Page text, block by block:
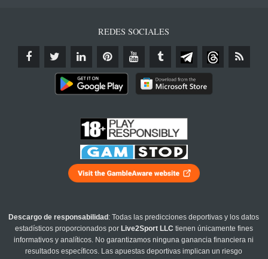
REDES SOCIALES
Descargo de responsabilidad : Todas las predicciones deportivas y los datos
estadísticos proporcionados por Live2Sport LLC tienen únicamente fines
informativos y analíticos. No garantizamos ninguna ganancia financiera ni
resultados específicos. Las apuestas deportivas implican un riesgo